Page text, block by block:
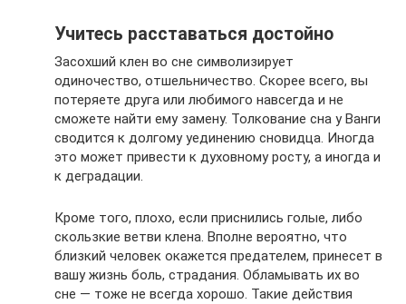
Учитесь расставаться достойно
Засохший клен во сне символизирует
одиночество, отшельничество. Скорее всего, вы
потеряете друга или любимого навсегда и не
сможете найти ему замену. Толкование сна у Ванги
сводится к долгому уединению сновидца. Иногда
это может привести к духовному росту, а иногда и
к деградации.
Кроме того, плохо, если приснились голые, либо
скользкие ветви клена. Вполне вероятно, что
близкий человек окажется предателем, принесет в
вашу жизнь боль, страдания. Обламывать их во
сне — тоже не всегда хорошо. Такие действия